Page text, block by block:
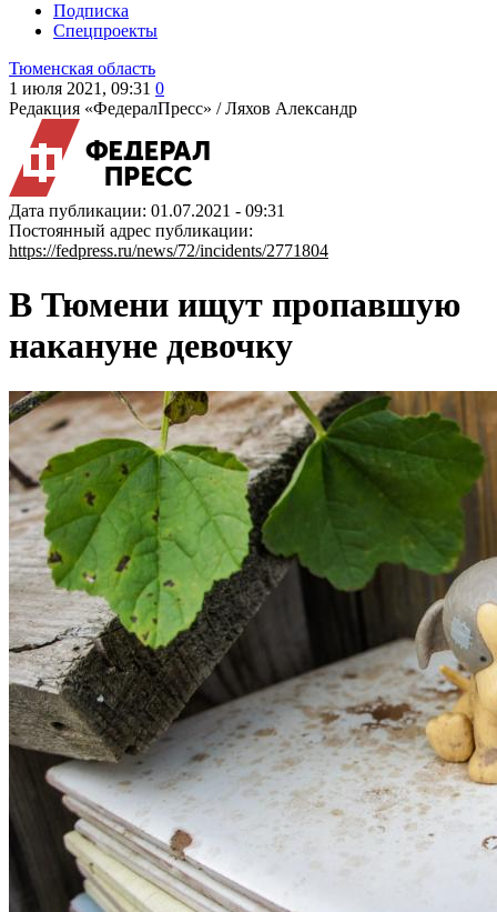
Подписка
Спецпроекты
Тюменская область
1 июля 2021, 09:31 0
Редакция «ФедералПресс» /Ляхов Александр
Дата публикации: 01.07.2021 - 09:31
Постоянный адрес публикации:
https://fedpress.ru/news/72/incidents/2771804
В Тюмени ищут пропавшую
накануне девочку